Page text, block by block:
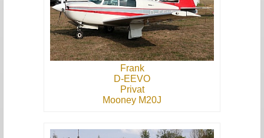
Frank
D-EEVO
Privat
Mooney M20J